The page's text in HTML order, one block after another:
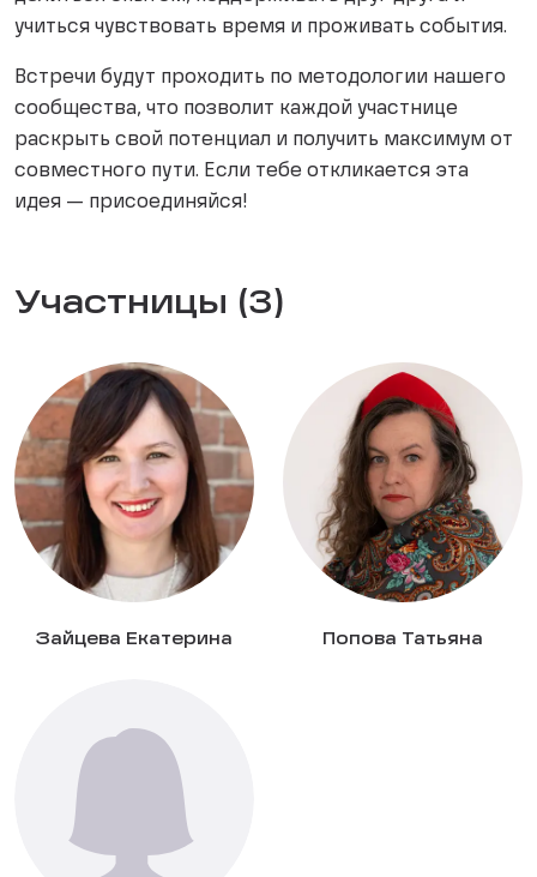
учиться чувствовать время и проживать события.
Встречи будут проходить по методологии нашего
сообщества, что позволит каждой участнице
раскрыть свой потенциал и получить максимум от
совместного пути. Если тебе откликается эта
идея — присоединяйся!
Участницы (3)
Зайцева Екатерина Попова Татьяна